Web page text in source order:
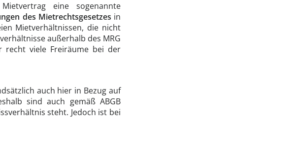
eine sogenannte
des Mietrechtsgesetzes in
Mietverhältnissen, die nicht
außerhalb des MRG
recht viele Freiräume bei der
auch hier in Bezug auf
sind auch gemäß ABGB
steht. Jedoch ist bei